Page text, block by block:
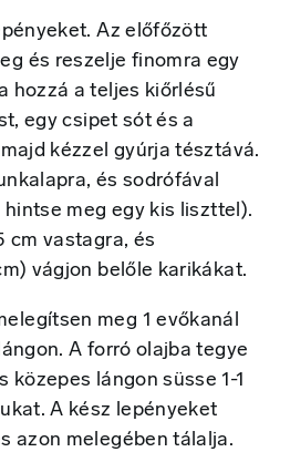
Az előfőzött
és reszelje finomra egy
hozzá a teljes kiőrlésű
egy csipet sót és a
kézzel gyúrja tésztává.
és sodrófával
meg egy kis liszttel).
cm vastagra, és
vágjon belőle karikákat.
meg 1 evőkanál
A forró olajba tegye
közepes lángon süsse 1-1
A kész lepényeket
azon melegében tálalja.